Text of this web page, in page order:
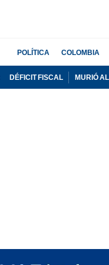
POLÍTICA COLOMBIA
DÉFICIT FISCAL MURIÓ